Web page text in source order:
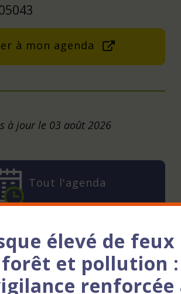
à mon agenda
à jour le 03 août 2026
Tout l'agenda
nous
!
élevé de feux
forêt et pollution :
renforcée